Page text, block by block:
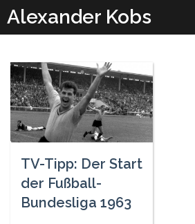
to
content
Alexander Kobs
TV-Tipp: Der Start
der Fußball-
Bundesliga 1963